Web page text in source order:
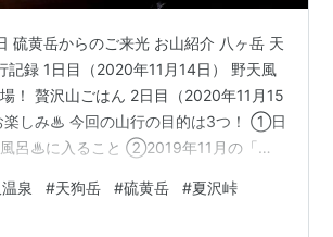
硫黄岳からのご来光 お山紹介 八ヶ岳 天
記録 1日目（2020年11月14日） 野天風
！ 贅沢山ごはん 2日目（2020年11月15
楽しみ♨ 今回の山行の目的は3つ！ ①日
呂♨に入ること ②2019年11月の「赤
なぐこと ③贅沢山ごはんを堪能するこ
岳 「八ヶ岳」はある一つの山を指すの
泉 #天狗岳 #硫黄岳 #夏沢峠